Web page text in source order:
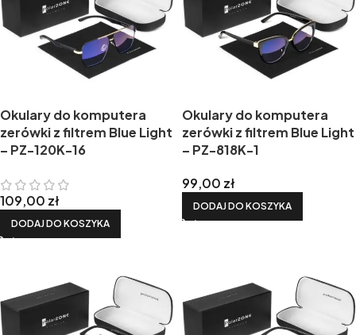
Okulary do komputera
zerówki z filtrem Blue Light
– PZ-120K-16
109,00 zł
DODAJ DO KOSZYKA
Okulary do komputera
zerówki z filtrem Blue Light
– PZ-818K-1
99,00 zł
DODAJ DO KOSZYKA